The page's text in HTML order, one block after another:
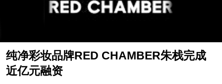
纯净彩妆品牌RED CHAMBER朱栈完成
近亿元融资